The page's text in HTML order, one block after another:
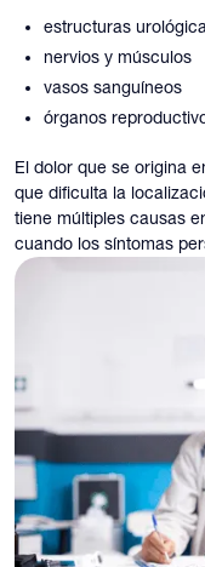
estructuras
nervios y músculos
vasos sanguíneos
órganos
El dolor que se origina
que dificulta la
tiene múltiples causas
cuando los síntomas